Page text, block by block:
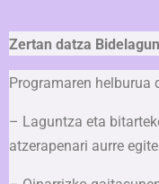
Zertan datza
Programaren helburua
– Laguntza eta
atzerapenari aurre